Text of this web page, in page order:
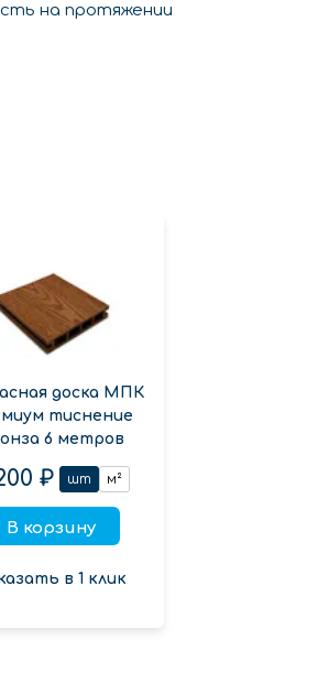
на протяжении
доска МПК
тиснение
6 метров
₽ шт м²
В корзину
в 1 клик